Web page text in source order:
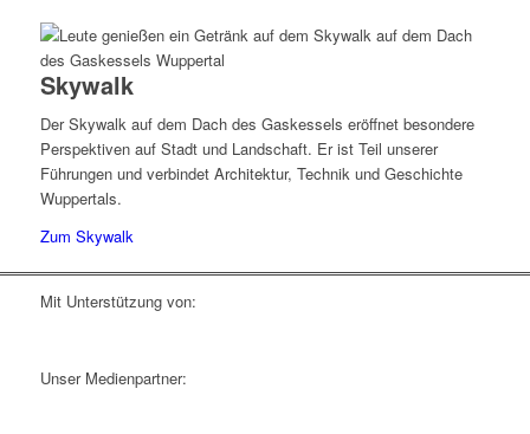
Skywalk
Der Skywalk auf dem Dach des Gaskessels eröffnet besondere
Perspektiven auf Stadt und Landschaft. Er ist Teil unserer
Führungen und verbindet Architektur, Technik und Geschichte
Wuppertals.
Zum Skywalk
Mit Unterstützung von:
Unser Medienpartner: